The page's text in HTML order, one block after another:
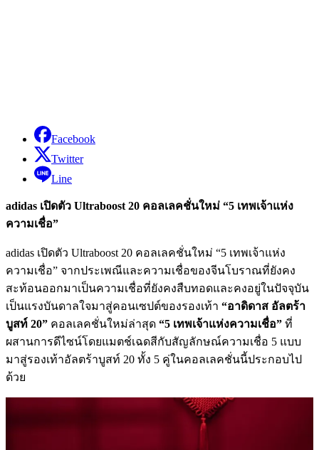
Facebook
Twitter
Line
adidas เปิดตัว Ultraboost 20 คอลเลคชั่นใหม่ “5 เทพเจ้าแห่ง
ความเชื่อ”
adidas เปิดตัว Ultraboost 20 คอลเลคชั่นใหม่ “5 เทพเจ้าแห่ง
ความเชื่อ” จากประเพณีและความเชื่อของจีนโบราณที่ยังคง
สะท้อนออกมาเป็นความเชื่อที่ยังคงสืบทอดและคงอยู่ในปัจจุบัน
เป็นแรงบันดาลใจมาสู่คอนเซปต์ของรองเท้า “อาดิดาส อัลตร้า
บูสท์ 20” คอลเลคชั่นใหม่ล่าสุด “5 เทพเจ้าแห่งความเชื่อ” ที่
ผสานการดีไซน์โดยแมตช์เฉดสีกับสัญลักษณ์ความเชื่อ 5 แบบ
มาสู่รองเท้าอัลตร้าบูสท์ 20 ทั้ง 5 คู่ในคอลเลคชั่นนี้ประกอบไป
ด้วย